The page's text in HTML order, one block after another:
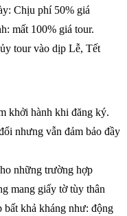
Chịu phí 50% giá
mất 100% giá tour.
tour vào dịp Lễ, Tết
khởi hành khi đăng ký.
nhưng vẫn đảm bảo đầy
những trường hợp
mang giấy tờ tùy thân
bất khả kháng như: động